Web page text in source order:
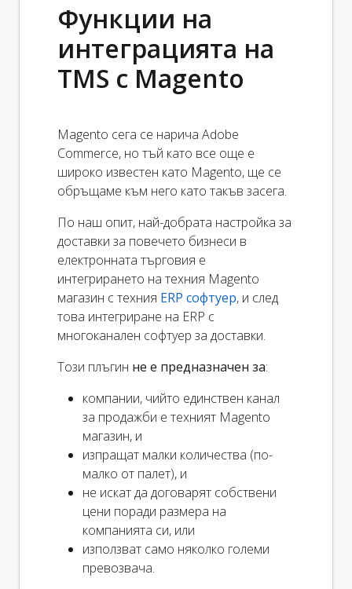
Функции на
интеграцията на
TMS с Magento
Magento сега се нарича Adobe
Commerce, но тъй като все още е
широко известен като Magento, ще се
обръщаме към него като такъв засега.
По наш опит, най-добрата настройка за
доставки за повечето бизнеси в
електронната търговия е
интегрирането на техния Magento
магазин с техния ERP софтуер, и след
това интегриране на ERP с
многоканален софтуер за доставки.
Този плъгин не е предназначен за:
компании, чийто единствен канал
за продажби е техният Magento
магазин, и
изпращат малки количества (по-
малко от палет), и
не искат да договарят собствени
цени поради размера на
компанията си, или
използват само няколко големи
превозвача.